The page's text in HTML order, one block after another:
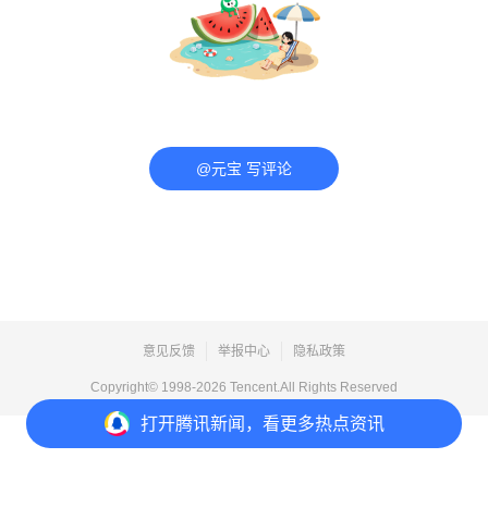
打开腾讯新闻，看更多热点资讯
@元宝 写评论
意见反馈 举报中心 隐私政策
Copyright© 1998-2026 Tencent.All Rights Reserved